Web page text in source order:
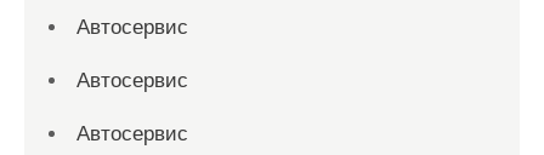
Автосервис
Автосервис
Автосервис